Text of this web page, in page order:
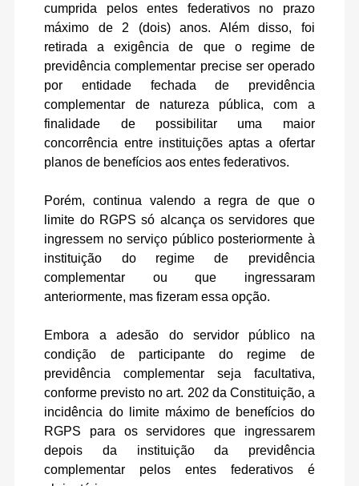
cumprida pelos entes federativos no prazo
máximo de 2 (dois) anos. Além disso, foi
retirada a exigência de que o regime de
previdência complementar precise ser operado
por entidade fechada de previdência
complementar de natureza pública, com a
finalidade de possibilitar uma maior
concorrência entre instituições aptas a ofertar
planos de benefícios aos entes federativos.
Porém, continua valendo a regra de que o
limite do RGPS só alcança os servidores que
ingressem no serviço público posteriormente à
instituição do regime de previdência
complementar ou que ingressaram
anteriormente, mas fizeram essa opção.
Embora a adesão do servidor público na
condição de participante do regime de
previdência complementar seja facultativa,
conforme previsto no art. 202 da Constituição, a
incidência do limite máximo de benefícios do
RGPS para os servidores que ingressarem
depois da instituição da previdência
complementar pelos entes federativos é